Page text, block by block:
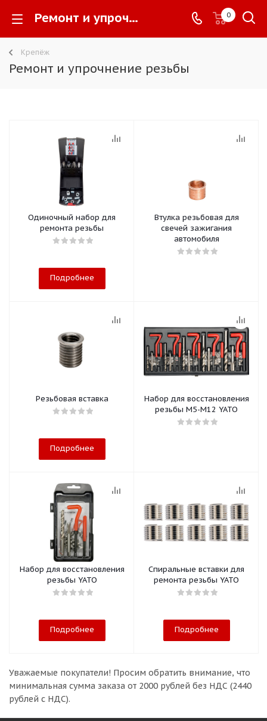
Ремонт и упрочнение резьбы - 0
Крепёж
Ремонт и упрочнение резьбы
Одиночный набор для
ремонта резьбы
Подробнее
Втулка резьбовая для
свечей зажигания
автомобиля
Резьбовая вставка
Подробнее
Набор для восстановления
резьбы М5-М12 YATO
Набор для восстановления
резьбы YATO
Подробнее
Спиральные вставки для
ремонта резьбы YATO
Подробнее
Уважаемые покупатели! Просим обратить внимание, что
минимальная сумма заказа от 2000 рублей без НДС (2440
рублей с НДС).